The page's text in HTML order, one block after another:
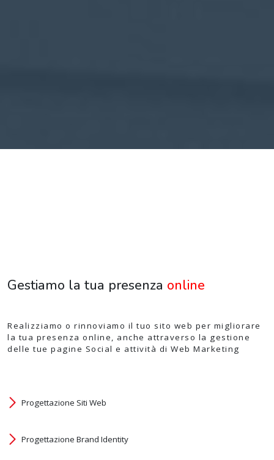
Gestiamo la tua presenza online
Realizziamo o rinnoviamo il tuo sito web per migliorare
la tua presenza online, anche attraverso la gestione
delle tue pagine Social e attività di Web Marketing
Progettazione Siti Web
Progettazione Brand Identity